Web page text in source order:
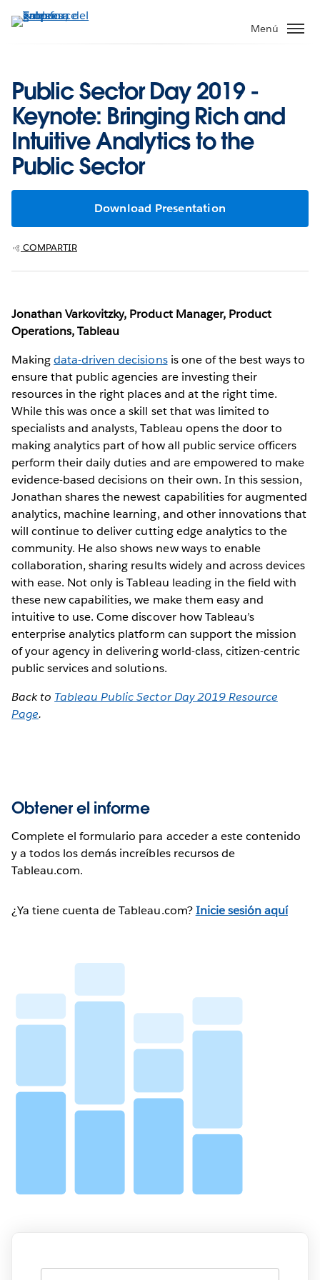
Menú
Public Sector Day 2019 -
Keynote: Bringing Rich and
Intuitive Analytics to the
Public Sector
Download Presentation
COMPARTIR
Jonathan Varkovitzky, Product Manager, Product
Operations, Tableau
Makingdata-driven decisionsis one of the best ways to
ensure that public agencies are investing their
resources in the right places and at the right time.
While this was once a skill set that was limited to
specialists and analysts, Tableau opens the door to
making analytics part of how all public service officers
perform their daily duties and are empowered to make
evidence-based decisions on their own. In this session,
Jonathan shares the newest capabilities for augmented
analytics, machine learning, and other innovations that
will continue to deliver cutting edge analytics to the
community. He also shows new ways to enable
collaboration, sharing results widely and across devices
with ease. Not only is Tableau leading in the field with
these new capabilities, we make them easy and
intuitive to use. Come discover how Tableau’s
enterprise analytics platform can support the mission
of your agency in delivering world-class, citizen-centric
public services and solutions.
Back to Tableau Public Sector Day 2019 Resource
Page.
Obtener el informe
Complete el formulario para acceder a este contenido
y a todos los demás increíbles recursos de
Tableau.com.
¿Ya tiene cuenta de Tableau.com?Inicie sesión aquí